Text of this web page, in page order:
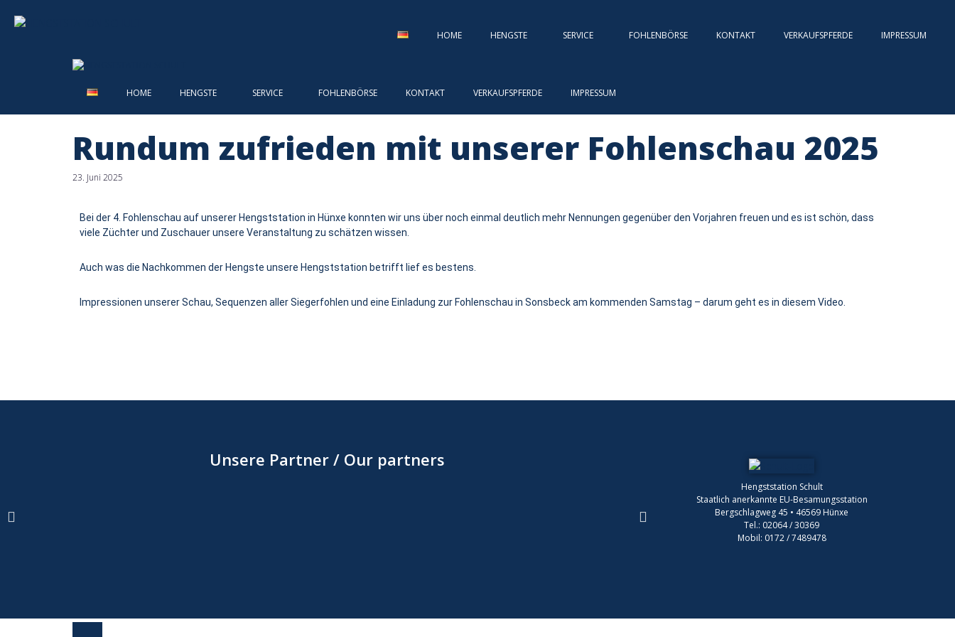
HOME HENGSTE SERVICE FOHLENBÖRSE KONTAKT VERKAUFSPFERDE IMPRESSUM
HOME HENGSTE SERVICE FOHLENBÖRSE KONTAKT VERKAUFSPFERDE IMPRESSUM
Rundum zufrieden mit unserer Fohlenschau 2025
23. Juni 2025
Bei der 4. Fohlenschau auf unserer Hengststation in Hünxe konnten wir uns über noch einmal deutlich mehr Nennungen gegenüber den Vorjahren freuen und es ist schön, dass
viele Züchter und Zuschauer unsere Veranstaltung zu schätzen wissen.
Auch was die Nachkommen der Hengste unsere Hengststation betrifft lief es bestens.
Impressionen unserer Schau, Sequenzen aller Siegerfohlen und eine Einladung zur Fohlenschau in Sonsbeck am kommenden Samstag – darum geht es in diesem Video.
Unsere Partner / Our partners
Hengststation Schult
Staatlich anerkannte EU-Besamungsstation
Bergschlagweg 45 • 46569 Hünxe
Tel.: 02064 / 30369
Mobil: 0172 / 7489478